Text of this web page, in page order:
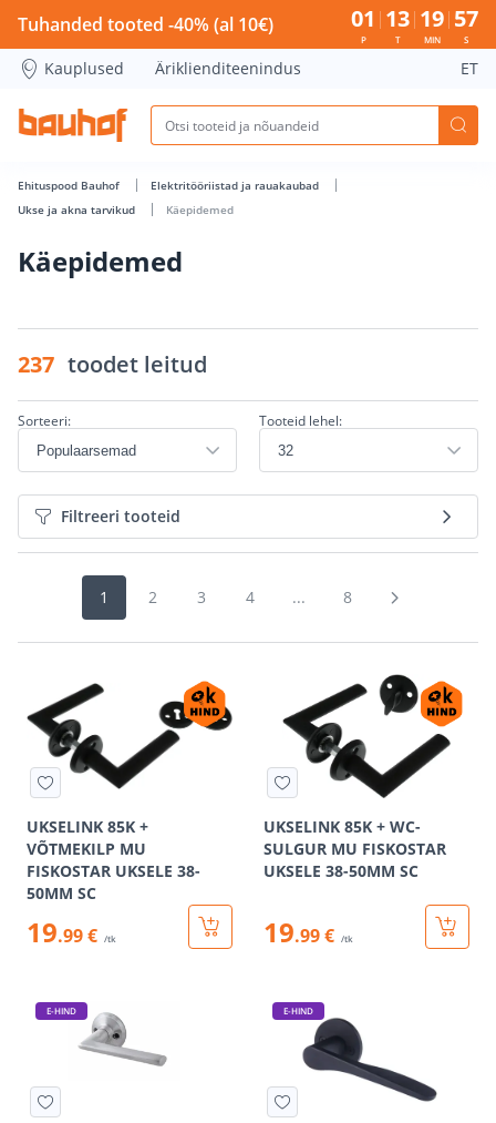
Käepidemed - Bauhof has loaded
Tuhanded tooted -40% (al 10€) 01
P
13
T
19
MIN
57
S
Kauplused Äriklienditeenindus ET
Ehituspood Bauhof
Elektritööriistad ja rauakaubad
Ukse ja akna tarvikud
Käepidemed
Käepidemed
237 toodet leitud
Sorteeri: Tooteid lehel:
Filtreeri tooteid
1 2 3 4 ... 8
UKSELINK 85K +
VÕTMEKILP MU
FISKOSTAR UKSELE 38-
50MM SC
19.99 € /tk
UKSELINK 85K + WC-
SULGUR MU FISKOSTAR
UKSELE 38-50MM SC
19.99 € /tk
E-HIND E-HIND